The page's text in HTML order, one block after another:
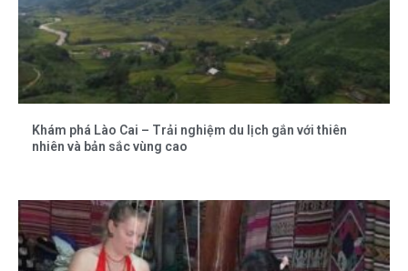
Khám phá Lào Cai – Trải nghiệm du lịch gắn với thiên
nhiên và bản sắc vùng cao